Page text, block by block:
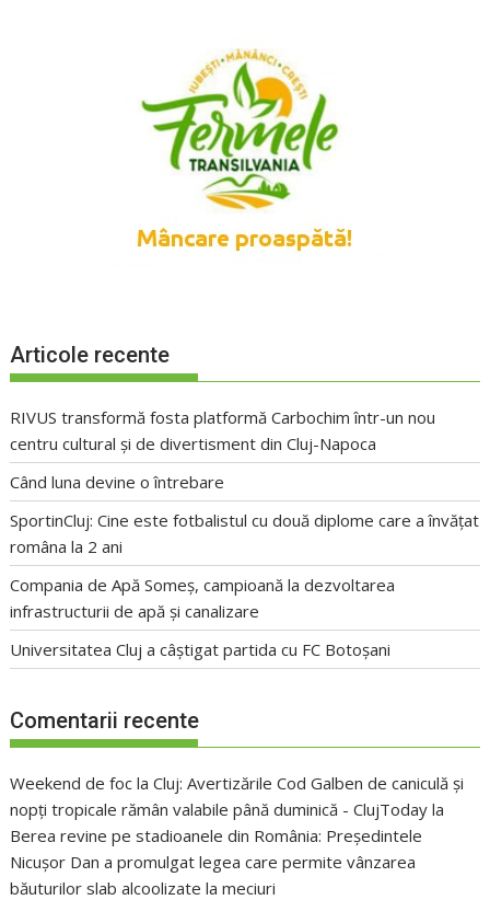
Articole recente
RIVUS transformă fosta platformă Carbochim într-un nou
centru cultural și de divertisment din Cluj-Napoca
Când luna devine o întrebare
SportinCluj: Cine este fotbalistul cu două diplome care a învățat
româna la 2 ani
Compania de Apă Someș, campioană la dezvoltarea
infrastructurii de apă și canalizare
Universitatea Cluj a câștigat partida cu FC Botoșani
Comentarii recente
Weekend de foc la Cluj: Avertizările Cod Galben de caniculă și
nopți tropicale rămân valabile până duminică - ClujToday la
Berea revine pe stadioanele din România: Președintele
Nicușor Dan a promulgat legea care permite vânzarea
băuturilor slab alcoolizate la meciuri